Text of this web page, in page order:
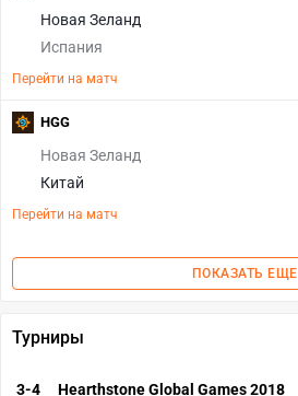
Новая Зеланд
Испания
Перейти на матч
Новая Зеланд
Китай
Перейти на матч
HGG
ПОКАЗАТЬ ЕЩЕ
Турниры
3-4 Hearthstone Global Games 2018